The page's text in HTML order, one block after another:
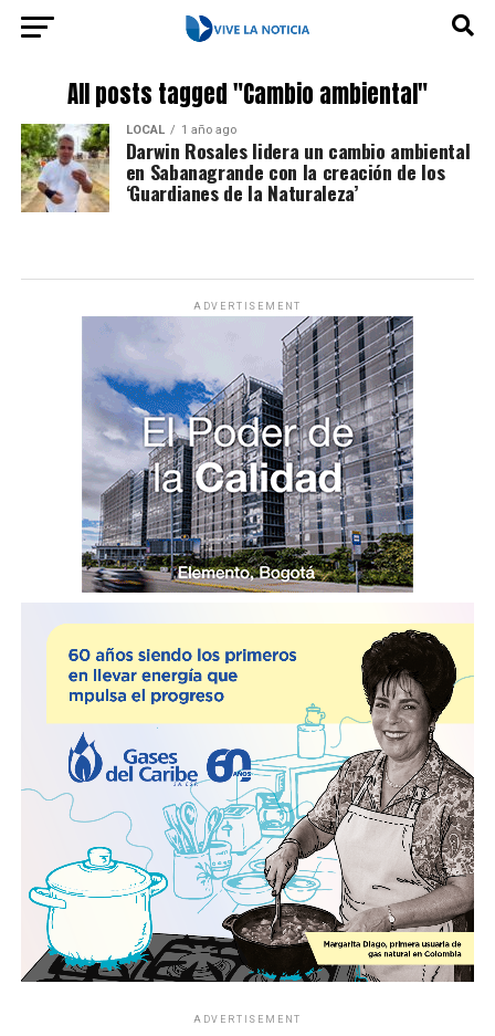
All posts tagged "Cambio ambiental"
LOCAL 1 año ago
Darwin Rosales lidera un cambio ambiental
en Sabanagrande con la creación de los
‘Guardianes de la Naturaleza’
ADVERTISEMENT
ADVERTISEMENT